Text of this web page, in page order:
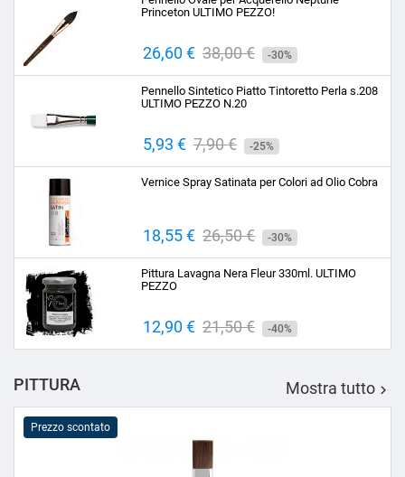
Princeton ULTIMO PEZZO!
Prezzo
26,60 € Prezzo
base
38,00 € -30%
Pennello Sintetico Piatto Tintoretto Perla s.208
ULTIMO PEZZO N.20
Prezzo
5,93 € Prezzo
base
7,90 € -25%
Vernice Spray Satinata per Colori ad Olio Cobra
Prezzo
18,55 € Prezzo
base
26,50 € -30%
Pittura Lavagna Nera Fleur 330ml. ULTIMO
PEZZO
Prezzo
12,90 € Prezzo
base
21,50 € -40%
PITTURA Mostra tutto 
Prezzo scontato